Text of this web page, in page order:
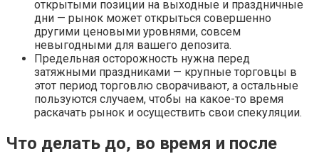
открытыми позиции на выходные и праздничные
дни — рынок может открыться совершенно
другими ценовыми уровнями, совсем
невыгодными для вашего депозита.
Предельная осторожность нужна перед
затяжными праздниками — крупные торговцы в
этот период торговлю сворачивают, а остальные
пользуются случаем, чтобы на какое-то время
раскачать рынок и осуществить свои спекуляции.
Что делать до, во время и после